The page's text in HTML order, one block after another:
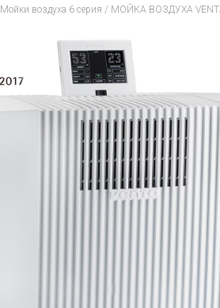
Мойки воздуха 6 серия / МОЙКА ВОЗДУХА